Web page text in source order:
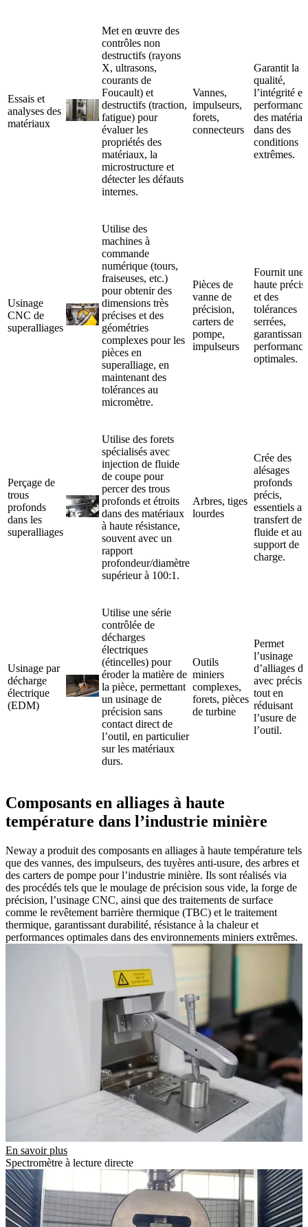
Essais et
analyses des
matériaux
Met en œuvre des
contrôles non
destructifs (rayons
X, ultrasons,
courants de
Foucault) et
destructifs (traction,
fatigue) pour
évaluer les
propriétés des
matériaux, la
microstructure et
détecter les défauts
internes.
Vannes,
impulseurs,
forets,
connecteurs
Garantit la
qualité,
l’intégrité et
des
dans des
conditions
extrêmes.
Usinage
CNC de
superalliages
Utilise des
machines à
commande
numérique (tours,
fraiseuses, etc.)
pour obtenir des
dimensions très
précises et des
géométries
complexes pour les
pièces en
superalliage, en
maintenant des
tolérances au
micromètre.
Pièces de
vanne de
précision,
carters de
pompe,
impulseurs
Fournit une
haute
et des
tolérances
serrées,
garantissant
optimales.
Perçage de
trous
profonds
dans les
superalliages
Utilise des forets
spécialisés avec
injection de fluide
de coupe pour
percer des trous
profonds et étroits
dans des matériaux
à haute résistance,
souvent avec un
rapport
profondeur/diamètre
supérieur à 100:1.
Arbres, tiges
lourdes
Crée des
alésages
profonds
précis,
essentiels au
transfert de
fluide et au
support de
charge.
Usinage par
décharge
électrique
(EDM)
Utilise une série
contrôlée de
décharges
électriques
(étincelles) pour
éroder la matière de
la pièce, permettant
un usinage de
précision sans
contact direct de
l’outil, en particulier
sur les matériaux
durs.
Outils
miniers
complexes,
forets, pièces
de turbine
Permet
l’usinage
d’alliages
avec
tout en
réduisant
l’usure de
l’outil.
Composants en alliages à haute
température dans l’industrie minière
Neway a produit des composants en alliages à haute température tels
que des vannes, des impulseurs, des tuyères anti-usure, des arbres et
des carters de pompe pour l’industrie minière. Ils sont réalisés via
des procédés tels que le moulage de précision sous vide, la forge de
précision, l’usinage CNC, ainsi que des traitements de surface
comme le revêtement barrière thermique (TBC) et le traitement
thermique, garantissant durabilité, résistance à la chaleur et
performances optimales dans des environnements miniers extrêmes.
En savoir plus
Spectromètre à lecture directe